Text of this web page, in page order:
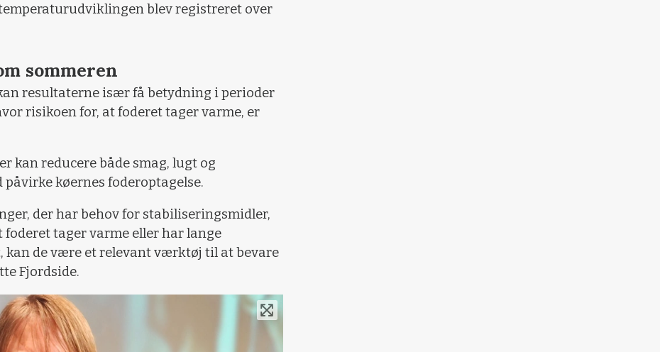
blev registreret over
sommeren
resultaterne især få betydning i perioder
risikoen for, at foderet tager varme, er
kan reducere både smag, lugt og
køernes foderoptagelse.
der har behov for stabiliseringsmidler,
foderet tager varme eller har lange
kan de være et relevant værktøj til at bevare
Fjordside.